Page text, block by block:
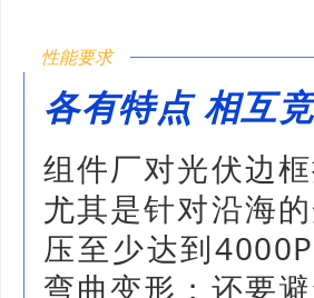
性能要求
各有特点 相互
组件厂对光伏边
尤其是针对沿海
压至少达到
弯曲变形；还要